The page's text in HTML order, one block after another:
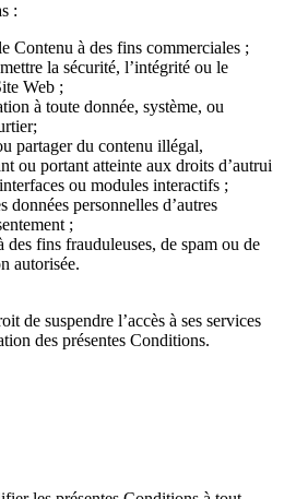
:
Contenu à des fins commerciales ;
la sécurité, l’intégrité ou le
Web ;
à toute donnée, système, ou
partager du contenu illégal,
ou portant atteinte aux droits d’autrui
ou modules interactifs ;
données personnelles d’autres
;
des fins frauduleuses, de spam ou de
autorisée.
de suspendre l’accès à ses services
des présentes Conditions.